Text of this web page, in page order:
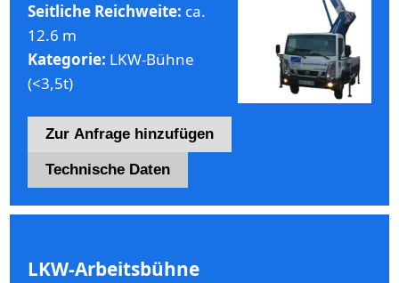
Seitliche Reichweite: ca.
12.6 m
Kategorie: LKW-Bühne
(<3,5t)
Zur Anfrage hinzufügen
Technische Daten
LKW-Arbeitsbühne